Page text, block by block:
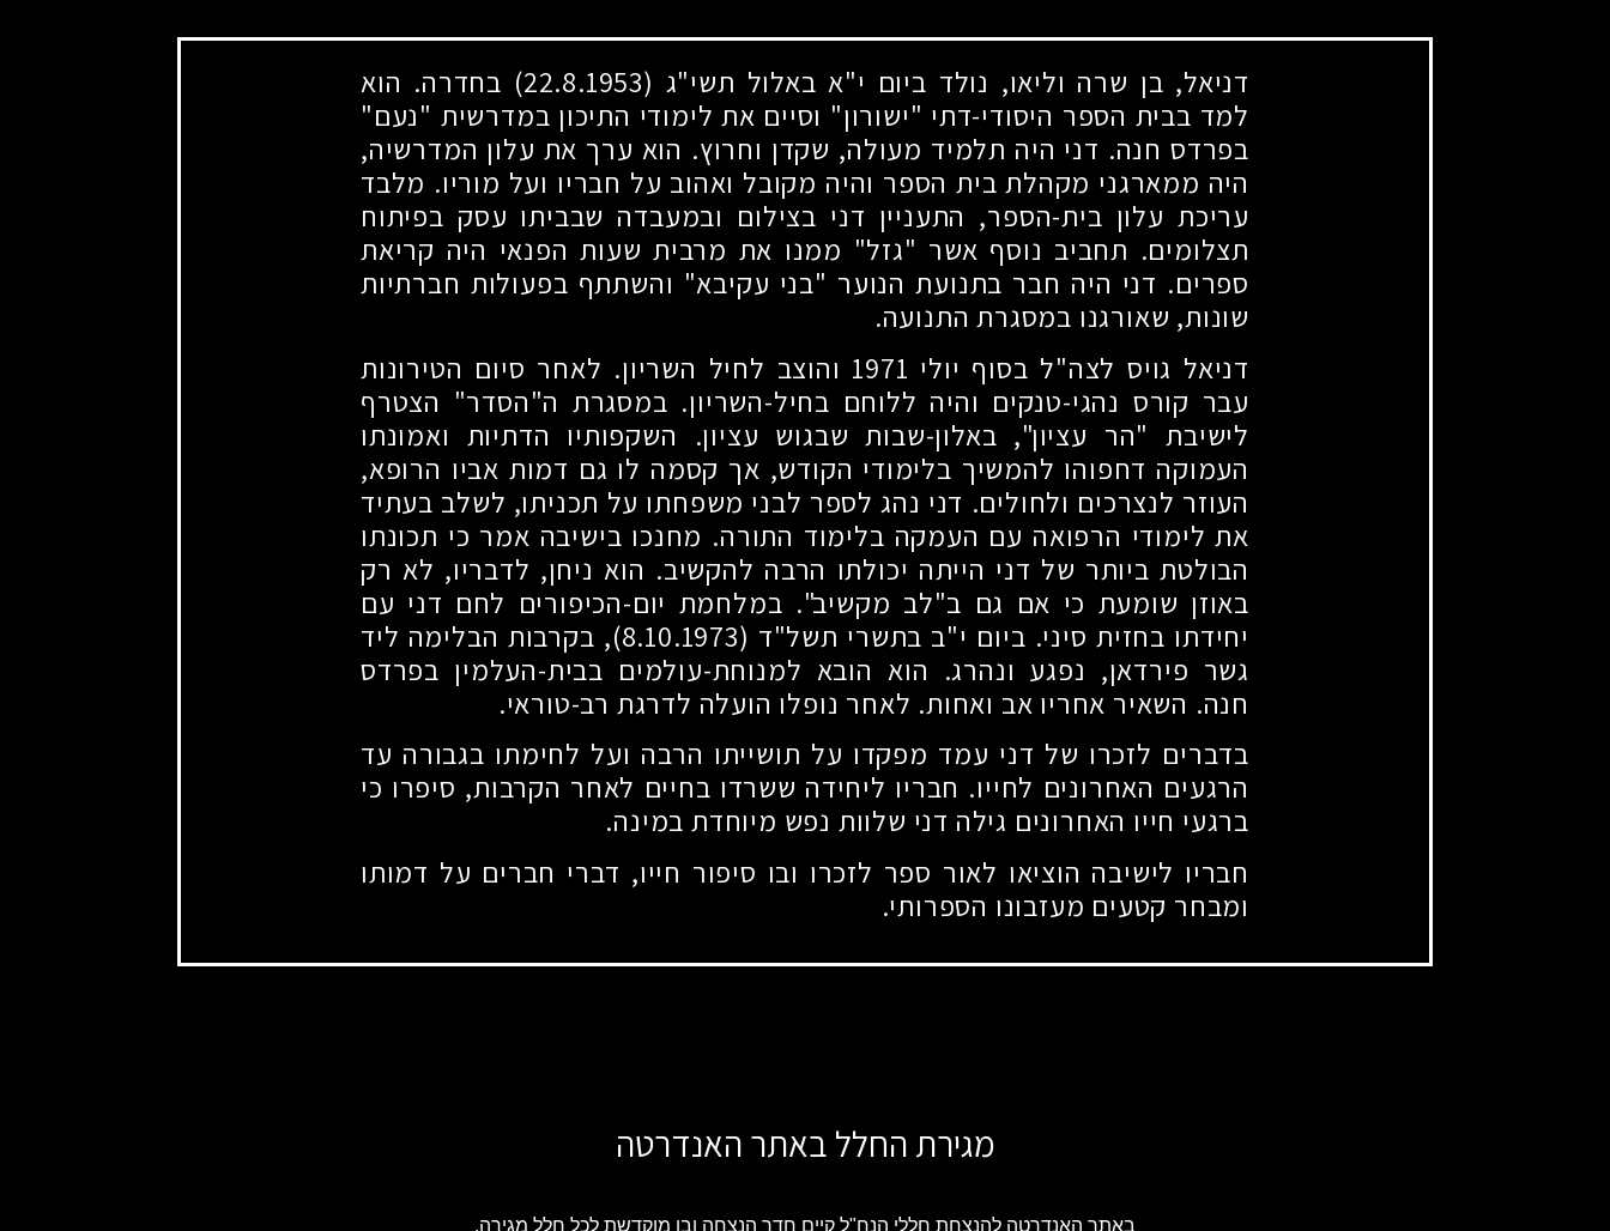
דניאל, בן שרה וליאו, נולד ביום י"א באלול תשי"ג (22.8.1953)
בחדרה. הוא
למד בבית הספר היסודי-דתי "ישורון" וסיים את לימודי התיכון במדרשית "נעם"
בפרדס חנה. דני היה תלמיד מעולה, שקדן וחרוץ. הוא ערך את עלון המדרשיה,
היה ממארגני מקהלת בית הספר והיה מקובל ואהוב על חבריו ועל מוריו. מלבד
עריכת עלון בית-הספר, התעניין דני בצילום ובמעבדה שבביתו עסק בפיתוח
תצלומים. תחביב נוסף אשר "גזל" ממנו את מרבית שעות הפנאי היה קריאת
ספרים. דני היה חבר בתנועת הנוער "בני עקיבא" והשתתף בפעולות חברתיות
שונות, שאורגנו במסגרת התנועה.
דניאל גויס לצה"ל בסוף יולי 1971 והוצב לחיל השריון. לאחר סיום הטירונות
עבר קורס נהגי-טנקים והיה ללוחם בחיל-השריון. במסגרת ה"הסדר" הצטרף
לישיבת "הר עציון", באלון-שבות שבגוש עציון. השקפותיו הדתיות ואמונתו
העמוקה דחפוהו להמשיך בלימודי הקודש, אך קסמה לו גם דמות אביו הרופא,
העוזר לנצרכים ולחולים. דני נהג לספר לבני משפחתו על תכניתו, לשלב בעתיד
את לימודי הרפואה עם העמקה בלימוד התורה. מחנכו בישיבה אמר כי תכונתו
הבולטת ביותר של דני הייתה יכולתו הרבה להקשיב. הוא ניחן, לדבריו, לא רק
באוזן שומעת כי אם גם ב"לב מקשיב". במלחמת יום-הכיפורים לחם דני עם
יחידתו בחזית סיני. ביום י"ב בתשרי תשל"ד (8.10.1973)
, בקרבות הבלימה ליד
גשר פירדאן, נפגע ונהרג. הוא הובא למנוחת-עולמים בבית-העלמין בפרדס
חנה. השאיר אחריו אב ואחות. לאחר נופלו הועלה לדרגת רב-טוראי.
בדברים לזכרו של דני עמד מפקדו על תושייתו הרבה ועל לחימתו בגבורה עד
הרגעים האחרונים לחייו. חבריו ליחידה ששרדו בחיים לאחר הקרבות, סיפרו כי
ברגעי חייו האחרונים גילה דני שלוות נפש מיוחדת במינה.
חבריו לישיבה הוציאו לאור ספר לזכרו ובו סיפור חייו, דברי חברים על דמותו
ומבחר קטעים מעזבונו הספרותי.
מגירת החלל באתר האנדרטה
באתר האנדרטה להנצחת חללי הנח"ל קיים חדר הנצחה ובו מוקדשת לכל חלל מגירה.